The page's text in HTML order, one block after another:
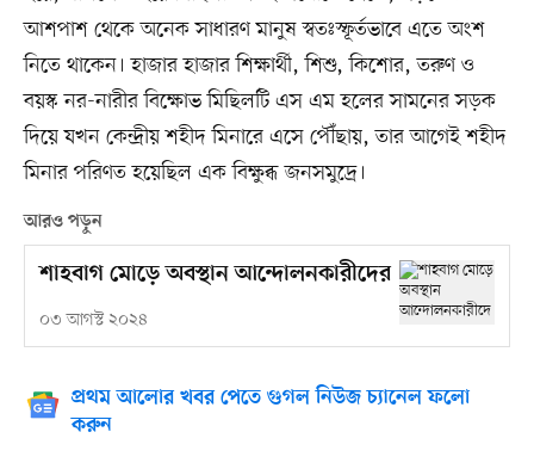
আশপাশ থেকে অনেক সাধারণ মানুষ স্বতঃস্ফূর্তভাবে এতে অংশ
নিতে থাকেন। হাজার হাজার শিক্ষার্থী, শিশু, কিশোর, তরুণ ও
বয়স্ক নর-নারীর বিক্ষোভ মিছিলটি এস এম হলের সামনের সড়ক
দিয়ে যখন কেন্দ্রীয় শহীদ মিনারে এসে পৌঁছায়, তার আগেই শহীদ
মিনার পরিণত হয়েছিল এক বিক্ষুব্ধ জনসমুদ্রে।
আরও পড়ুন
শাহবাগ মোড়ে অবস্থান আন্দোলনকারীদের
০৩ আগস্ট ২০২৪
প্রথম আলোর খবর পেতে গুগল নিউজ চ্যানেল ফলো
করুন